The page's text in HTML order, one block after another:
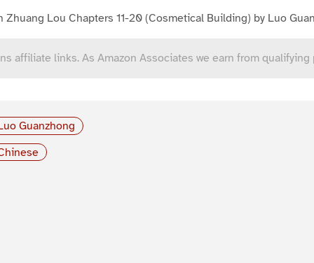
Zhuang Lou Chapters 11-20 (Cosmetical Building) by Luo
affiliate links. As Amazon Associates we earn from qualifying
Guanzhong